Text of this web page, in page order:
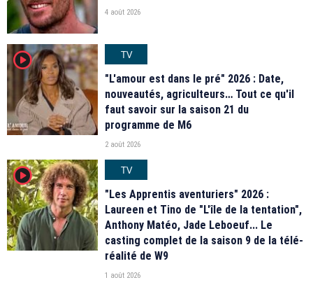
4 août 2026
player2
TV
"L'amour est dans le pré" 2026 : Date,
nouveautés, agriculteurs… Tout ce qu'il
faut savoir sur la saison 21 du
programme de M6
2 août 2026
player2
TV
"Les Apprentis aventuriers" 2026 :
Laureen et Tino de "L'île de la tentation",
Anthony Matéo, Jade Leboeuf... Le
casting complet de la saison 9 de la télé-
réalité de W9
1 août 2026